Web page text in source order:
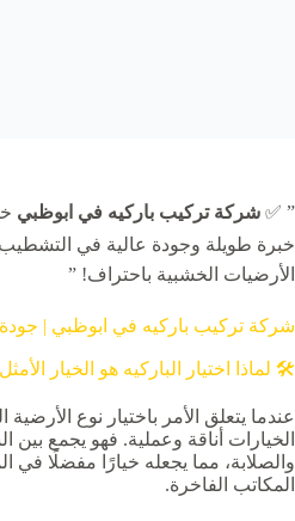
” ✅ شركة تركيب باركيه في ابوظبي
خبرة طويلة وجودة عالية في
الأرضيات الخشبية باحتراف! ”
شركة تركيب باركيه في ابوظبي | جودة
🛠️ لماذا اختيار الباركيه هو الخيار
عندما يتعلق الأمر باختيار نوع الأرضية
الخيارات أناقة وعملية. فهو يجمع بين
والصلابة، مما يجعله خيارًا مفضلًا في
المكاتب الفاخرة.